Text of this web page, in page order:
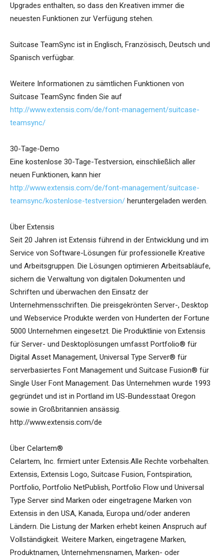
Upgrades enthalten, so dass den Kreativen immer die
neuesten Funktionen zur Verfügung stehen.
Suitcase TeamSync ist in Englisch, Französisch, Deutsch und
Spanisch verfügbar.
Weitere Informationen zu sämtlichen Funktionen von
Suitcase TeamSync finden Sie auf
http://www.extensis.com/de/font-management/suitcase-
teamsync/
30-Tage-Demo
Eine kostenlose 30-Tage-Testversion, einschließlich aller
neuen Funktionen, kann hier
http://www.extensis.com/de/font-management/suitcase-
teamsync/kostenlose-testversion/ heruntergeladen werden.
Über Extensis
Seit 20 Jahren ist Extensis führend in der Entwicklung und im
Service von Software-Lösungen für professionelle Kreative
und Arbeitsgruppen. Die Lösungen optimieren Arbeitsabläufe,
sichern die Verwaltung von digitalen Dokumenten und
Schriften und überwachen den Einsatz der
Unternehmensschriften. Die preisgekrönten Server-, Desktop
und Webservice Produkte werden von Hunderten der Fortune
5000 Unternehmen eingesetzt. Die Produktlinie von Extensis
für Server- und Desktoplösungen umfasst Portfolio® für
Digital Asset Management, Universal Type Server® für
serverbasiertes Font Management und Suitcase Fusion® für
Single User Font Management. Das Unternehmen wurde 1993
gegründet und ist in Portland im US-Bundesstaat Oregon
sowie in Großbritannien ansässig.
http://www.extensis.com/de
Über Celartem®
Celartem, Inc. firmiert unter Extensis.Alle Rechte vorbehalten.
Extensis, Extensis Logo, Suitcase Fusion, Fontspiration,
Portfolio, Portfolio NetPublish, Portfolio Flow und Universal
Type Server sind Marken oder eingetragene Marken von
Extensis in den USA, Kanada, Europa und/oder anderen
Ländern. Die Listung der Marken erhebt keinen Anspruch auf
Vollständigkeit. Weitere Marken, eingetragene Marken,
Produktnamen, Unternehmensnamen, Marken- oder